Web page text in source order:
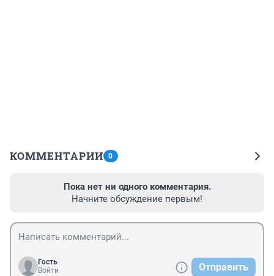
КОММЕНТАРИИ 0
Пока нет ни одного комментария.
Начните обсуждение первым!
Гость
Войти
Отправить